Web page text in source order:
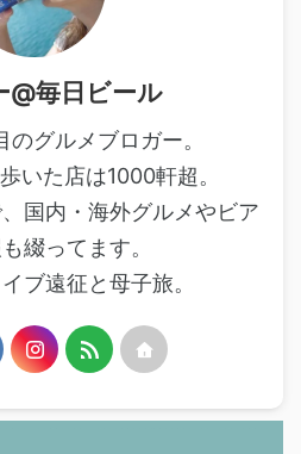
@毎日ビール
のグルメブロガー。
いた店は1000軒超。
国内・海外グルメやビア
綴ってます。
ブ遠征と母子旅。